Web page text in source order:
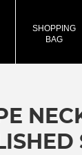
SHOPPING
BAG